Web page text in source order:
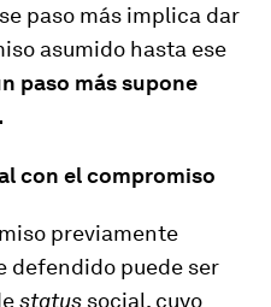
paso más implica dar
asumido hasta ese
paso más supone
con el compromiso
previamente
defendido puede ser
status social, cuyo